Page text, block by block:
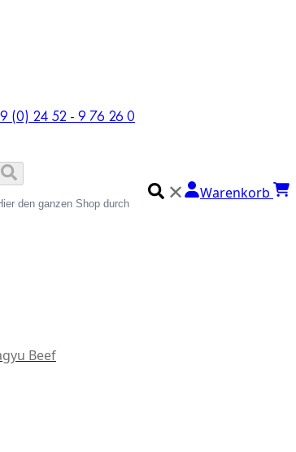
(0) 24 52 - 9 76 26 0
✕ Warenkorb
Beef